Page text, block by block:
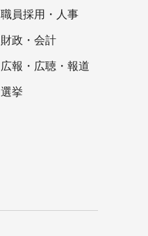
職員採用・人事
財政・会計
広報・広聴・報道
選挙